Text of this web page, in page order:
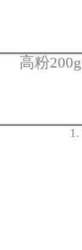
高粉200g